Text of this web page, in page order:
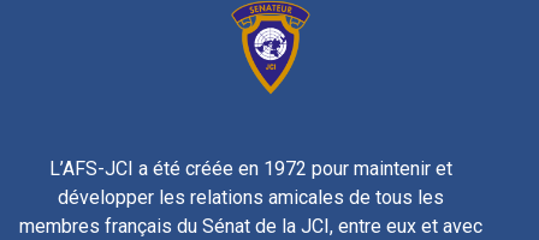
L’AFS-JCI a été créée en 1972 pour maintenir et
développer les relations amicales de tous les
membres français du Sénat de la JCI, entre eux et avec